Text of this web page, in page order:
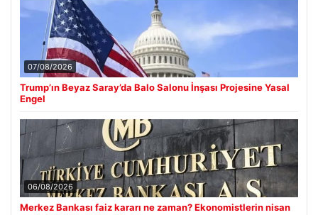
07/08/2026
Trump’ın Beyaz Saray’da Balo Salonu İnşası Projesine Yasal
Engel
06/08/2026
Merkez Bankası faiz kararı ne zaman? Ekonomistlerin nisan